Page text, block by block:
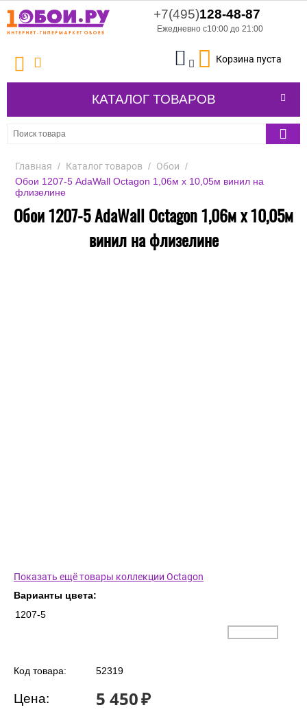
+7(495)128-48-87
Ежедневно с10:00 до 21:00
Корзина пуста
КАТАЛОГ ТОВАРОВ
Главная / Каталог товаров / Обои /
Обои 1207-5 AdaWall Octagon 1,06м х 10,05м винил на
флизелине
Обои 1207-5 AdaWall Octagon 1,06м х 10,05м
винил на флизелине
Показать ещё товары коллекции Octagon
Варианты цвета:
1207-5
Код товара: 52319
Цена: 5 450₽